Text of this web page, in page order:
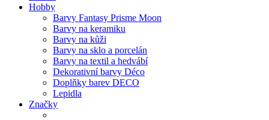
Hobby
Barvy Fantasy Prisme Moon
Barvy na keramiku
Barvy na kůži
Barvy na sklo a porcelán
Barvy na textil a hedvábí
Dekorativní barvy Déco
Doplňky barev DECO
Lepidla
Značky